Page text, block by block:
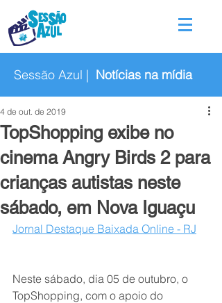
Sessão Azul | Notícias na mídia
TopShopping exibe no
cinema Angry Birds 2 para
crianças autistas neste
sábado, em Nova Iguaçu
4 de out. de 2019
Jornal Destaque Baixada Online - RJ
Neste sábado, dia 05 de outubro, o
TopShopping, com o apoio do